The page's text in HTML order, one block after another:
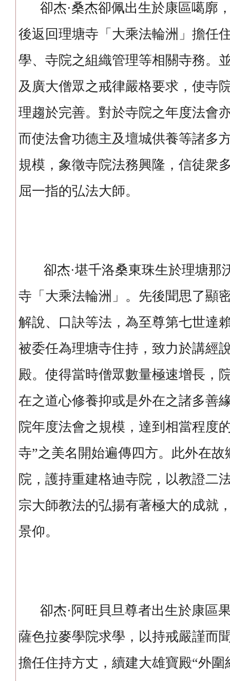
卻杰·桑杰卻佩出生於康區噶廓
後返回理塘寺「大乘法輪洲」擔任
學、寺院之組織管理等相關寺務。
及廣大僧眾之戒律嚴格要求，使寺
理趨於完善。對於寺院之年度法會
而使法會功德主及壇城供養等諸多
規模，象徵寺院法務興隆，信徒衆
屈一指的弘法大師。
卻杰·堪千洛桑東珠生於理塘那
寺「大乘法輪洲」。先後聞思了顯
解說、口訣等法，為至尊第七世達
被委任為理塘寺住持，致力於講經
殿。使得當時僧眾數量極速增長，
在之道心修養抑或是外在之諸多善
院年度法會之規模，達到相當程度
寺”之美名開始遍傳四方。此外在
院，護持重建格迪寺院，以教證二
宗大師教法的弘揚有著極大的成就
景仰。
卻杰·阿旺貝旦尊者出生於康區
薩色拉麥學院求學，以持戒嚴謹而
擔任住持方丈，續建大雄寶殿“外圍